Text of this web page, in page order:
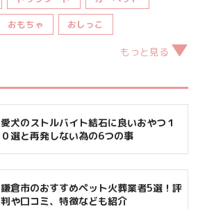
おもちゃ おしっこ
もっと見る
愛犬のストルバイト結石に良いおやつ１
０選と再発しない為の6つの事
鎌倉市のおすすめペット火葬業者5選！評
判や口コミ、特徴なども紹介